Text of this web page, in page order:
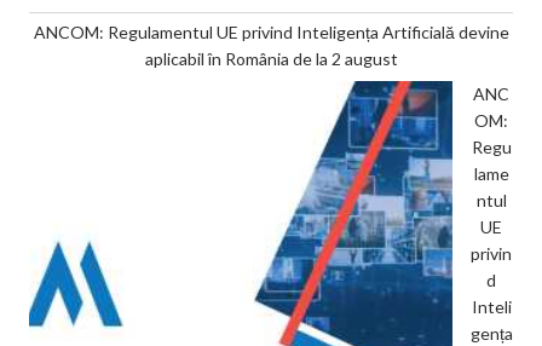
ANCOM: Regulamentul UE privind Inteligența Artificială devine
aplicabil în România de la 2 august
ANC
OM:
Regu
lame
ntul
UE
privin
d
Inteli
gența